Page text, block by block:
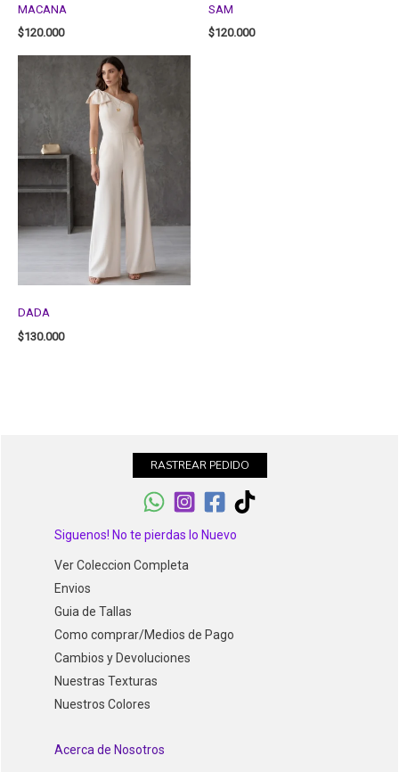
MACANA
$120.000
SAM
$120.000
DADA
$130.000
RASTREAR PEDIDO
Siguenos! No te pierdas lo Nuevo
Ver Coleccion Completa
Envios
Guia de Tallas
Como comprar/Medios de Pago
Cambios y Devoluciones
Nuestras Texturas
Nuestros Colores
Acerca de Nosotros